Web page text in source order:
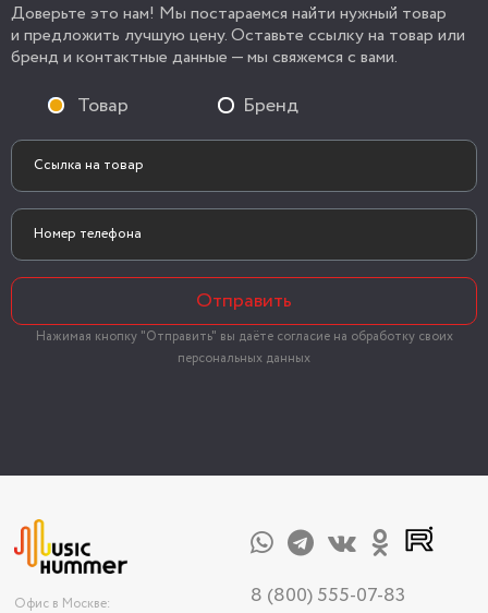
Доверьте это нам! Мы постараемся найти нужный товар
и предложить лучшую цену. Оставьте ссылку на товар или
бренд и контактные данные — мы свяжемся с вами.
Товар Бренд
Отправить
Нажимая кнопку "Отправить" вы даёте согласие на обработку своих
персональных данных
Офис в Москве:
8 (800) 555-07-83